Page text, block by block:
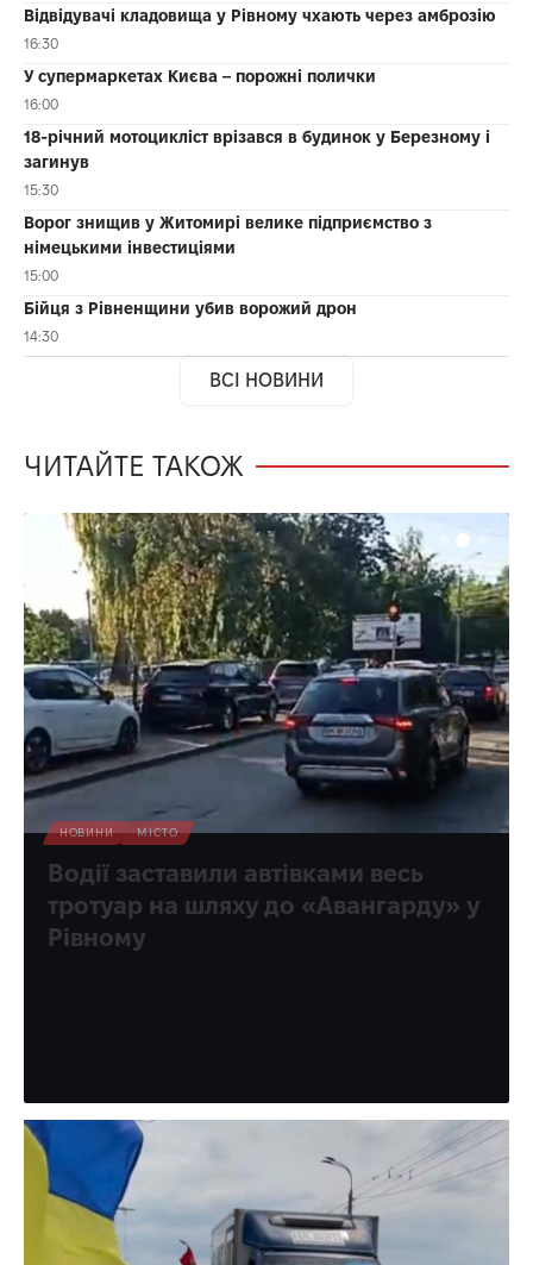
Відвідувачі кладовища у Рівному чхають через амброзію
16:30
У супермаркетах Києва – порожні полички
16:00
18-річний мотоцикліст врізався в будинок у Березному і
загинув
15:30
Ворог знищив у Житомирі велике підприємство з
німецькими інвестиціями
15:00
Бійця з Рівненщини убив ворожий дрон
14:30
ВСІ НОВИНИ
ЧИТАЙТЕ ТАКОЖ
НОВИНИ МІСТО
Водії заставили автівками весь
тротуар на шляху до «Авангарду» у
Рівному